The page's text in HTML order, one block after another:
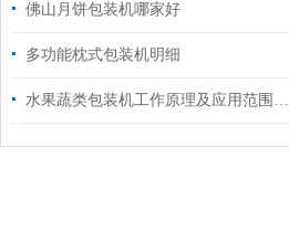
佛山月饼包装机哪家好
多功能枕式包装机明细
水果蔬类包装机工作原理及应用范围科普